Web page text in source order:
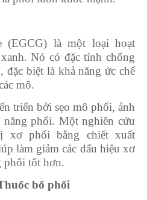
(EGCG) là một loại hoạt
Nó có đặc tính chống
biệt là khả năng ức chế
mô.
triển bởi sẹo mô phổi, ảnh
phổi. Một nghiên cứu
xơ phổi bằng chiết xuất
làm giảm các dấu hiệu xơ
phổi tốt hơn.
bổ phổi